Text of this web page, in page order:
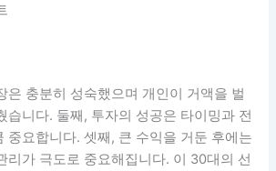
은 충분히 성숙했으며 개인이 거액을 벌
습니다. 둘째, 투자의 성공은 타이밍과 전
중요합니다. 셋째, 큰 수익을 거둔 후에는
리가 극도로 중요해집니다. 이 30대의 선